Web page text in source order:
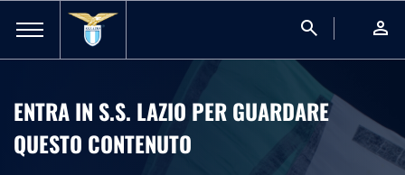
search person
ENTRA IN S.S. LAZIO PER GUARDARE
QUESTO CONTENUTO